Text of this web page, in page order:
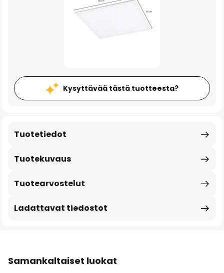
Kysyttävää tästä tuotteesta?
Tuotekuvaus
Tuotetiedot
Tuotearvostelut
Ladattavat tiedostot
Samankaltaiset luokat